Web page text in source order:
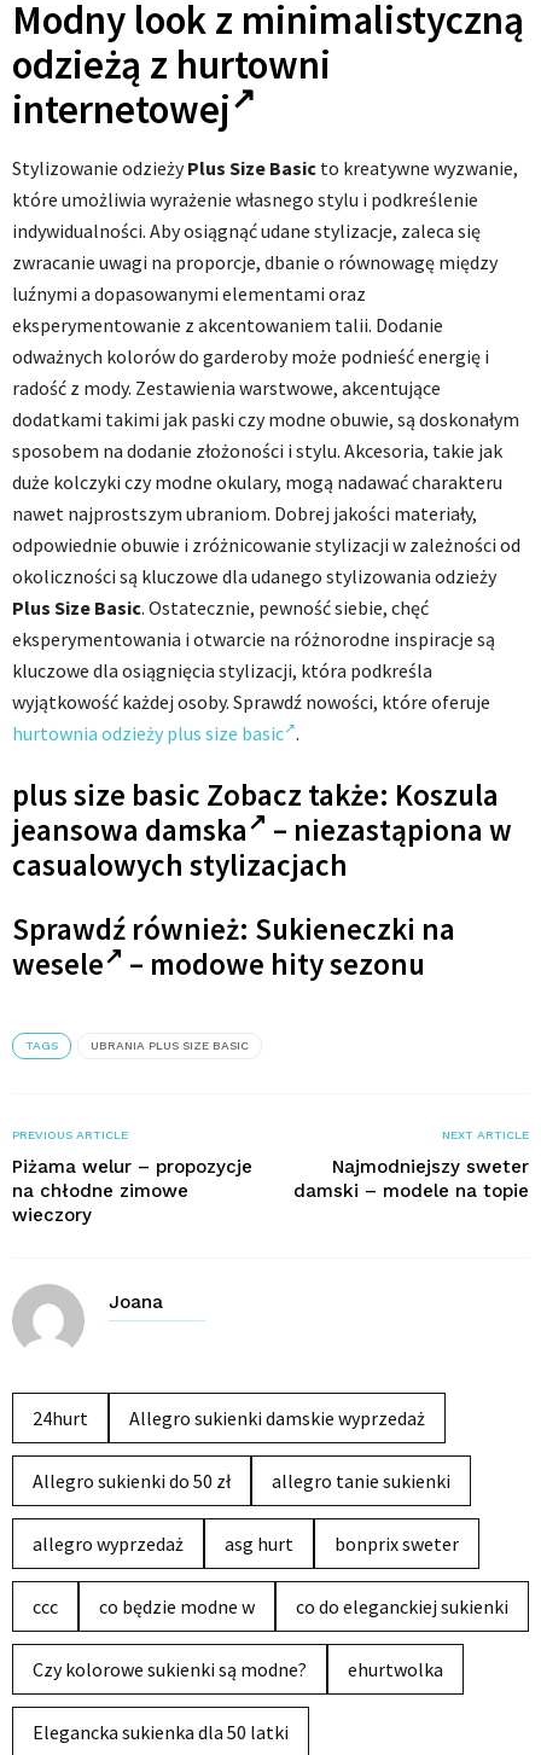
Modny look z minimalistyczną
odzieżą z hurtowni
internetowej
Stylizowanie odzieżyPlus Size Basic to kreatywne wyzwanie,
które umożliwia wyrażenie własnego stylu i podkreślenie
indywidualności. Aby osiągnąć udane stylizacje, zaleca się
zwracanie uwagi na proporcje, dbanie o równowagę między
luźnymi a dopasowanymi elementami oraz
eksperymentowanie z akcentowaniem talii. Dodanie
odważnych kolorów do garderoby może podnieść energię i
radość z mody. Zestawienia warstwowe, akcentujące
dodatkami takimi jak paski czy modne obuwie, są doskonałym
sposobem na dodanie złożoności i stylu. Akcesoria, takie jak
duże kolczyki czy modne okulary, mogą nadawać charakteru
nawet najprostszym ubraniom. Dobrej jakości materiały,
odpowiednie obuwie i zróżnicowanie stylizacji w zależności od
okoliczności są kluczowe dla udanego stylizowania odzieży
Plus Size Basic. Ostatecznie, pewność siebie, chęć
eksperymentowania i otwarcie na różnorodne inspiracje są
kluczowe dla osiągnięcia stylizacji, która podkreśla
wyjątkowość każdej osoby. Sprawdź nowości, które oferuje
hurtownia odzieży plus size basic .
plus size basic Zobacz także: Koszula
jeansowa damska
– niezastąpiona w
casualowych stylizacjach
Sprawdź również: Sukieneczki na
wesele
– modowe hity sezonu
TAGS UBRANIA PLUS SIZE BASIC
PREVIOUS ARTICLE
Piżama welur – propozycje
na chłodne zimowe
wieczory
NEXT ARTICLE
Najmodniejszy sweter
damski – modele na topie
Joana
24hurt Allegro sukienki damskie wyprzedaż
Allegro sukienki do 50 zł allegro tanie sukienki
allegro wyprzedaż asg hurt bonprix sweter
ccc co będzie modne w co do eleganckiej sukienki
Czy kolorowe sukienki są modne? ehurtwolka
Elegancka sukienka dla 50 latki